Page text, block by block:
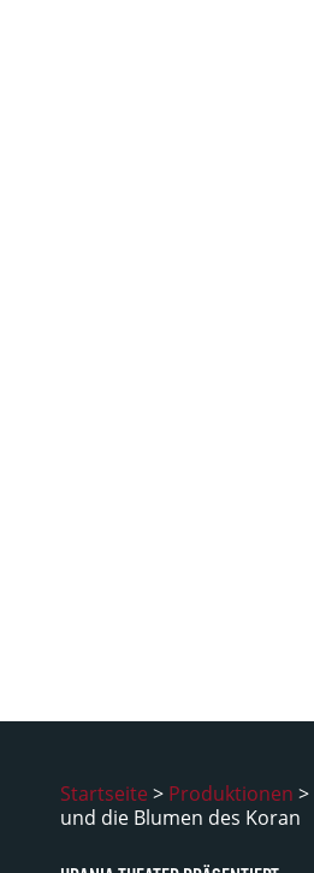
Startseite > Produktionen >
und die Blumen des Koran